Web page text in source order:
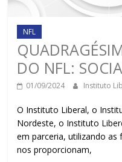
NFL
DO NFL:
01/09/2024 Instituto
O Instituto Liberal, o
Nordeste, o Instituto
em parceria, utilizando as
nos proporcionam,